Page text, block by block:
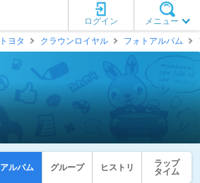
メニュー
ログイン
トヨタ クラウンロイヤル フォトアルバム
アルバム グループ ヒストリ
ラップ
タイム